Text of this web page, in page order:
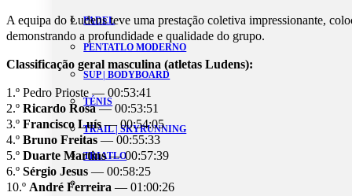
PADEL
PENTATLO MODERNO
SUP | BODYBOARD
TÉNIS
TRAIL | SKYRUNNING
TRIATLO
A equipa do Ludens teve uma prestação coletiva impressionante,
demonstrando a profundidade e qualidade do grupo.
Classificação geral masculina (atletas Ludens):
1.º Pedro Prioste — 00:53:41
2.º Ricardo Rosa— 00:53:51
3.º Francisco Luís— 00:54:05
4.º Bruno Freitas — 00:55:33
5.º Duarte Martins— 00:57:39
6.º Sérgio Jesus — 00:58:25
10.º André Ferreira — 01:00:26